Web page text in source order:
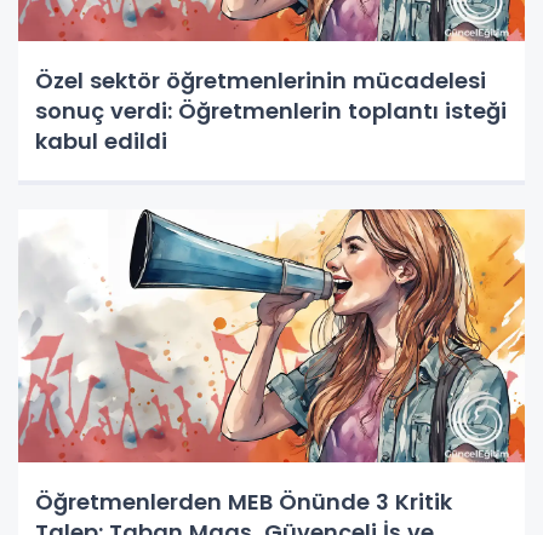
Özel sektör öğretmenlerinin mücadelesi
sonuç verdi: Öğretmenlerin toplantı isteği
kabul edildi
Öğretmenlerden MEB Önünde 3 Kritik